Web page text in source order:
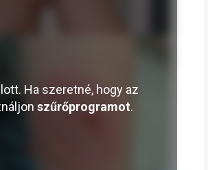
Ha szeretné, hogy az
szűrőprogramot.